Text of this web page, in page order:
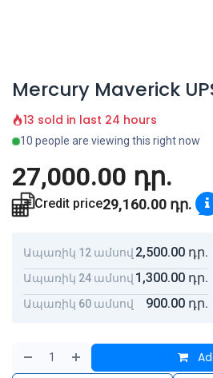
Mercury Maverick
13 sold in last 24 hours
10 people are viewing this right now
27,000.00 դր.
Credit price29,160.00 դր.
Ապառիկ 12 ամսով 2,500.00 դր.
Ապառիկ 24 ամսով 1,300.00 դր.
Ապառիկ 60 ամսով 900.00 դր.